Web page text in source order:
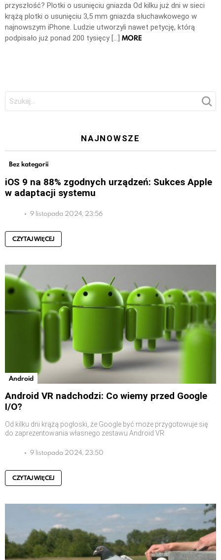
przyszłość? Plotki o usunięciu gniazda Od kilku już dni w sieci
krążą plotki o usunięciu 3,5 mm gniazda słuchawkowego w
najnowszym iPhone. Ludzie utworzyli nawet petycję, którą
podpisało już ponad 200 tysięcy […] MORE
Szukaj:
NAJNOWSZE
Bez kategorii
iOS 9 na 88% zgodnych urządzeń: Sukces Apple
w adaptacji systemu
9 listopada 2024, 23:56
CZYTAJ WIĘCEJ
Android
Android VR nadchodzi: Co wiemy przed Google
I/O?
Od kilku dni krążą pogłoski, że Google być może przygotowuje się
do zaprezentowania własnego zestawu Android VR
9 listopada 2024, 23:50
CZYTAJ WIĘCEJ